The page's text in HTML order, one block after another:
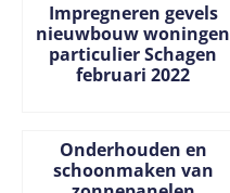
Impregneren gevels
nieuwbouw woningen
particulier Schagen
februari 2022
Onderhouden en
schoonmaken van